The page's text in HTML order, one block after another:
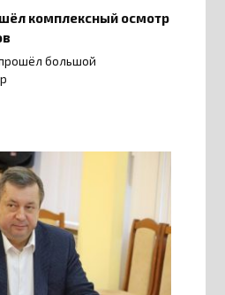
комплексный осмотр
прошёл большой